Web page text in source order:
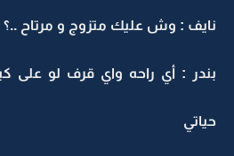
نايف : وش عليك متزوج و مرتاح ..؟
بندر : أي راحه واي قرف لو
حياتي